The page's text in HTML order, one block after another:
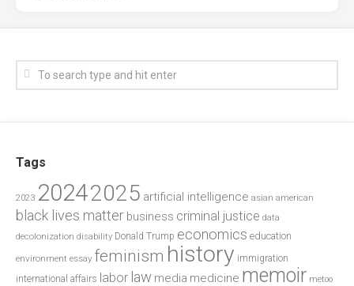
Tags
2023 20242025 artificial intelligence asian american
black lives matter business criminal justice data
decolonization disability Donald Trump economics education
environment essay feminism history immigration
international affairs labor law media medicine memoir metoo